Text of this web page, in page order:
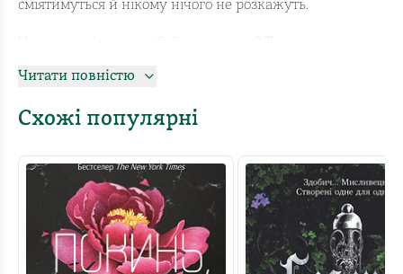
сміятимуться й нікому нічого не розкажуть.
цьому поскаржитися на проблеми із серцем людям
планової роботи, проктологам часто доводиться ставати
Лікарка Анастасія Пристая переконана: люди не
повинні страждати через сором.
У книжці Анастасія відверто розповідає про все: нічні
чергування, втрати й погрози, операції, помилки та
Читати повністю
Схожі популярні